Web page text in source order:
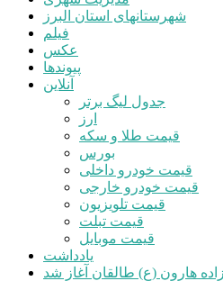
شهرستانهای استان البرز
فیلم
عکس
پیوندها
آنلاین
جدول لیگ برتر
ارز
قیمت طلا و سکه
بورس
قیمت خودرو داخلی
قیمت خودرو خارجی
قیمت تلویزیون
قیمت تبلت
قیمت موبایل
یادداشت
هارون (ع) طالقان آغاز شد